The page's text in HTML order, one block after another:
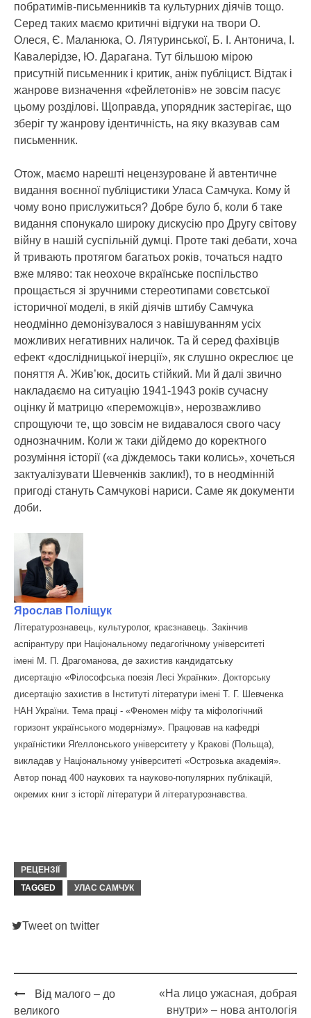
побратимів-письменників та культурних діячів тощо.
Серед таких маємо критичні відгуки на твори О.
Олеся, Є. Маланюка, О. Лятуринської, Б. І. Антонича, І.
Кавалерідзе, Ю. Дарагана. Тут більшою мірою
присутній письменник і критик, аніж публіцист. Відтак і
жанрове визначення «фейлетонів» не зовсім пасує
цьому розділові. Щоправда, упорядник застерігає, що
зберіг ту жанрову ідентичність, на яку вказував сам
письменник.
Отож, маємо нарешті нецензуроване й автентичне
видання воєнної публіцистики Уласа Самчука. Кому й
чому воно прислужиться? Добре було б, коли б таке
видання спонукало широку дискусію про Другу світову
війну в нашій суспільній думці. Проте такі дебати, хоча
й тривають протягом багатьох років, точаться надто
вже мляво: так неохоче вкраїнське поспільство
прощається зі зручними стереотипами совєтської
історичної моделі, в якій діячів штибу Самчука
неодмінно демонізувалося з навішуванням усіх
можливих негативних наличок. Та й серед фахівців
ефект «дослідницької інерції», як слушно окреслює це
поняття А. Жив’юк, досить стійкий. Ми й далі звично
накладаємо на ситуацію 1941-1943 років сучасну
оцінку й матрицю «переможців», нерозважливо
спрощуючи те, що зовсім не видавалося свого часу
однозначним. Коли ж таки дійдемо до коректного
розуміння історії («а діждемось таки колись», хочеться
зактуалізувати Шевченків заклик!), то в неодмінній
пригоді стануть Самчукові нариси. Саме як документи
доби.
Ярослав Поліщук
Літературознавець, культуролог, краєзнавець. Закінчив
аспірантуру при Національному педагогічному університеті
імені М. П. Драгоманова, де захистив кандидатську
дисертацію «Філософська поезія Лесі Українки». Докторську
дисертацію захистив в Інституті літератури імені Т. Г. Шевченка
НАН України. Тема праці - «Феномен міфу та міфологічний
горизонт українського модернізму». Працював на кафедрі
україністики Яґеллонського університету у Кракові (Польща),
викладав у Національному університеті «Острозька академія».
Автор понад 400 наукових та науково-популярних публікацій,
окремих книг з історії літератури й літературознавства.
РЕЦЕНЗІЇ
TAGGED
УЛАС САМЧУК
Tweet on twitter
Post
Від малого – до
великого
«На лицо ужасная, добрая
внутри» – нова антологія